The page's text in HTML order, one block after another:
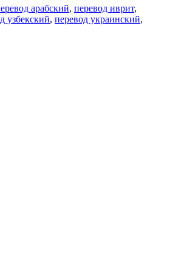
арабский, перевод иврит,
узбекский, перевод украинский,